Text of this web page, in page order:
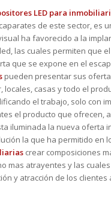
LED para
de este sector, es
ha favorecido a la
las cuales permiten que
que se expone en el
pueden presentar sus
locales, casas y todo el
el trabajo, solo con
el producto que ofrecen,
iluminada la nueva oferta
la que ha permitido en
crear composiciones
mas atrayentes y las
y atracción de los clientes